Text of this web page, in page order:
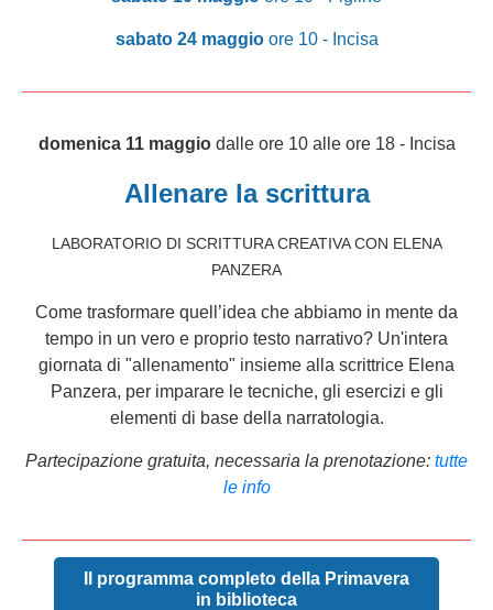
sabato 24 maggio ore 10 - Incisa
domenica 11 maggio dalle ore 10 alle ore 18 - Incisa
Allenare la scrittura
LABORATORIO DI SCRITTURA CREATIVA CON ELENA
PANZERA
Come trasformare quell’idea che abbiamo in mente da
tempo in un vero e proprio testo narrativo? Un'intera
giornata di "allenamento" insieme alla scrittrice Elena
Panzera, per imparare le tecniche, gli esercizi e gli
elementi di base della narratologia.
Partecipazione gratuita, necessaria la prenotazione: tutte
le info
Il programma completo della Primavera
in biblioteca